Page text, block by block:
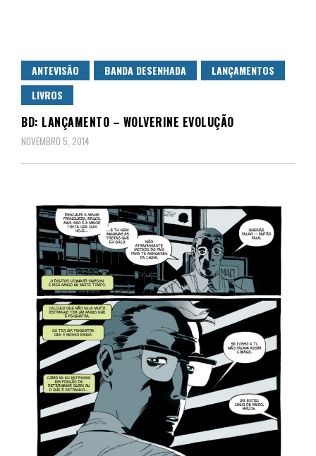
ANTEVISÃO BANDA DESENHADA
LANÇAMENTOS
LIVROS
BD: LANÇAMENTO – WOLVERINE EVOLUÇÃO
NOVEMBRO 5, 2014